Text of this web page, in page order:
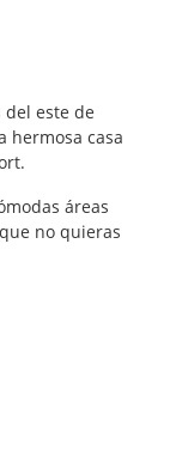
este de
hermosa casa
áreas
no quieras